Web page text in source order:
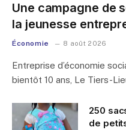
Une campagne de
la jeunesse
Économie 8 août 2026
Entreprise d’économie
bientôt 10 ans, Le Tiers-
250
de